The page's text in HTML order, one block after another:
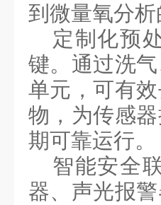
到 微量氧分析
定制化预
键。通过洗
单元，可有
物，为传感
期可靠运行。
智能安全
器、声光报